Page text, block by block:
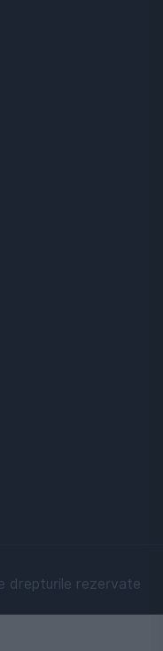
drepturile rezervate